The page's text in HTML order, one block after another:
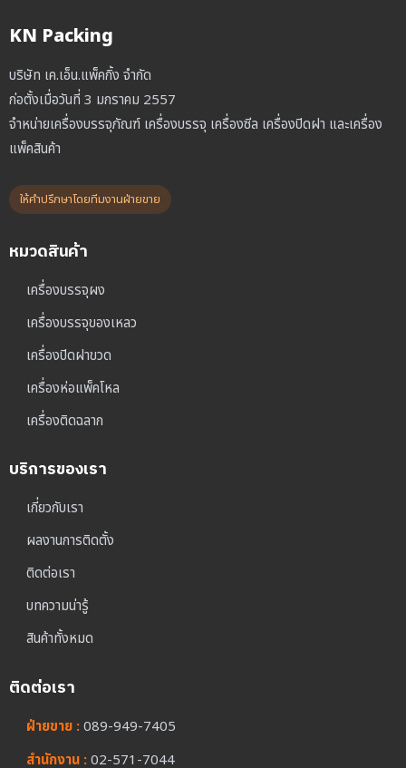
KN Packing
บริษัท เค.เอ็น.แพ็คกิ้ง จำกัด
ก่อตั้งเมื่อวันที่ 3 มกราคม 2557
จำหน่ายเครื่องบรรจุภัณฑ์ เครื่องบรรจุ เครื่องซีล เครื่องปิดฝา และเครื่อง
แพ็คสินค้า
ให้คำปรึกษาโดยทีมงานฝ่ายขาย
หมวดสินค้า
เครื่องบรรจุผง
เครื่องบรรจุของเหลว
เครื่องปิดฝาขวด
เครื่องห่อแพ็คโหล
เครื่องติดฉลาก
บริการของเรา
เกี่ยวกับเรา
ผลงานการติดตั้ง
ติดต่อเรา
บทความน่ารู้
สินค้าทั้งหมด
ติดต่อเรา
ฝ่ายขาย :089-949-7405
สำนักงาน :02-571-7044